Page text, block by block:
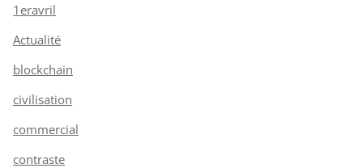
1eravril
Actualité
blockchain
civilisation
commercial
contraste